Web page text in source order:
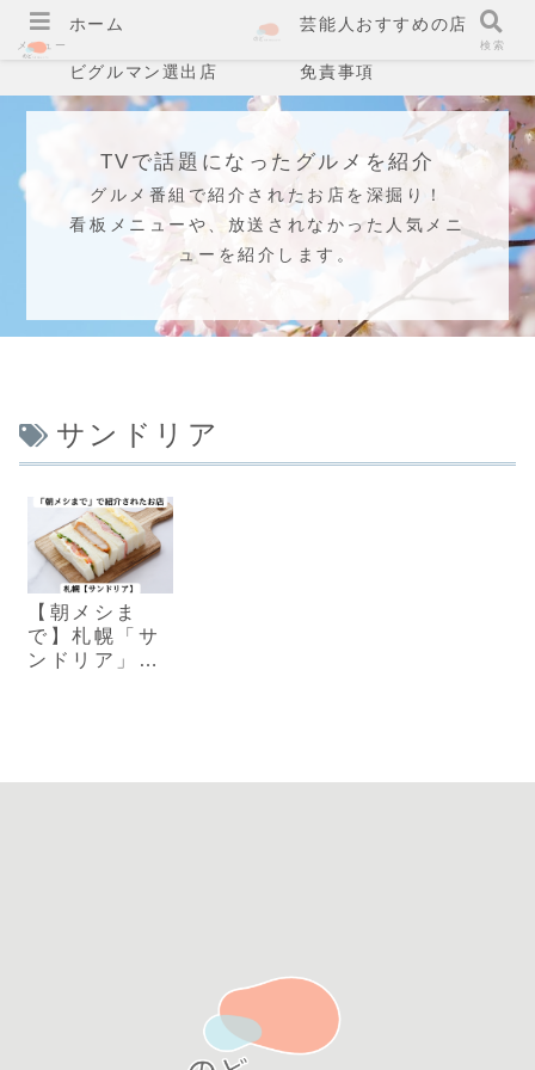
ホーム 芸能人おすすめの店
ビグルマン選出店 免責事項
TVで話題になったグルメを紹介
グルメ番組で紹介されたお店を深掘り！
看板メニューや、放送されなかった人気メニ
ューを紹介します。
サンドリア
【朝メシま
で】札幌「サ
ンドリア」｜
メニュー 検索